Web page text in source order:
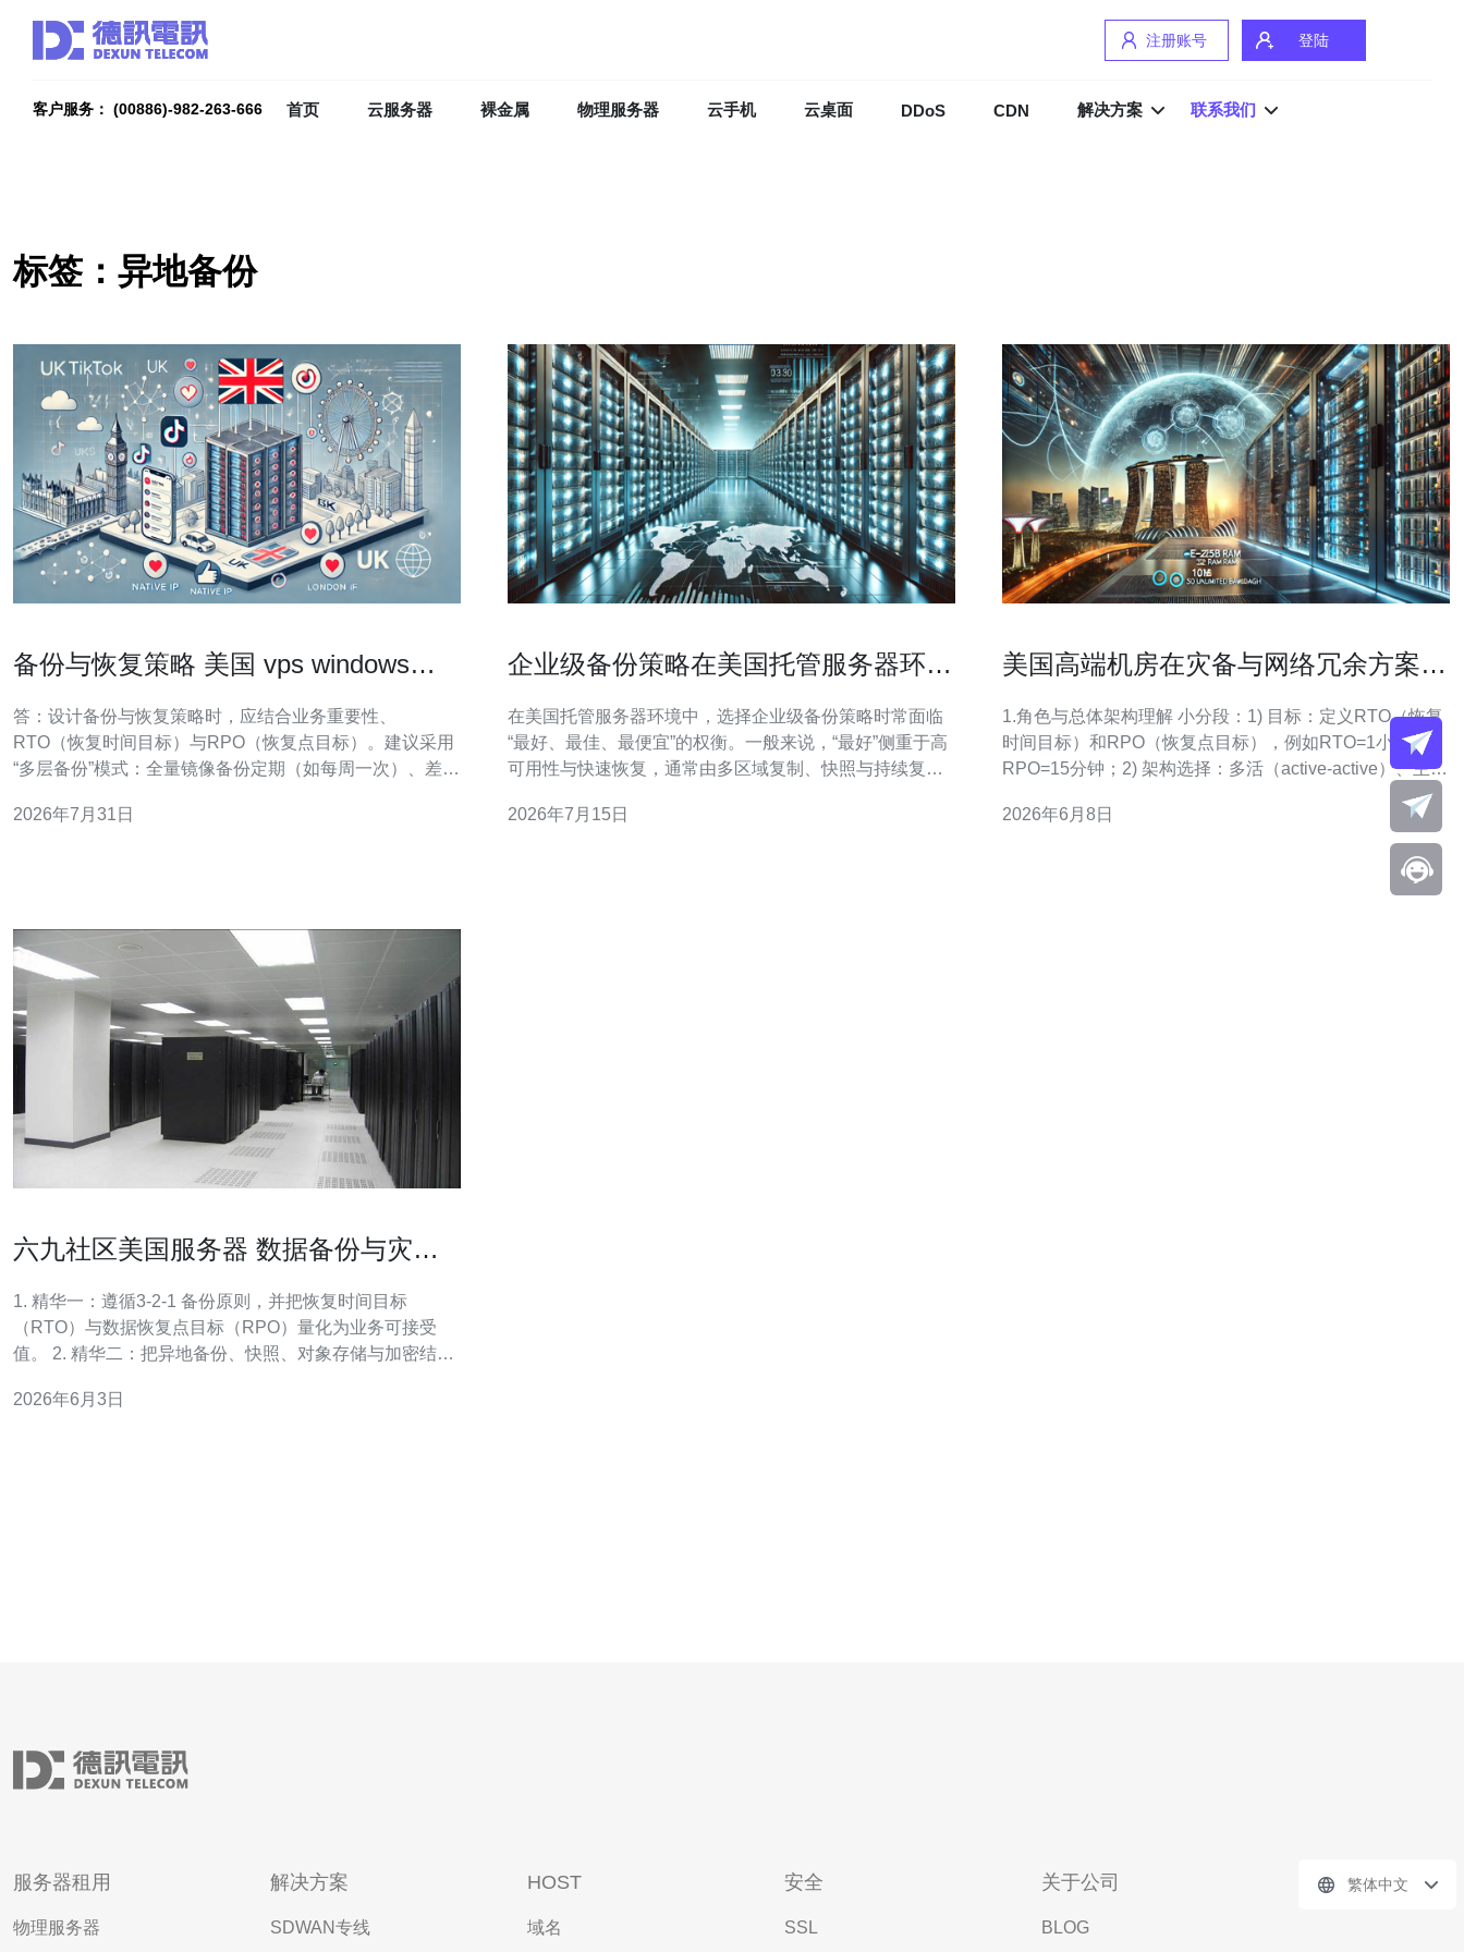
注册账号 登陆
客户服务： (00886)-982-263-666 首页 云服务器 裸金属 物理服务器 云手机 云桌面 DDoS CDN 解决方案 联系我们
标签：异地备份
备份与恢复策略 美国 vps windows
答：设计备份与恢复策略时，应结合业务重要性、
RTO（恢复时间目标）与RPO（恢复点目标）。建议采用
“多层备份”模式：全量镜像备份定期（如每周一次）、差异
级备份与系统状态备份（System State）。 工具选择上，
2026年7月31日
企业级备份策略在美国托管服务器环境
在美国托管服务器环境中，选择企业级备份策略时常面临
“最好、最佳、最便宜”的权衡。一般来说，“最好”侧重于高
可用性与快速恢复，通常由多区域复制、快照与持续复制
见组合是本地快照+异地对象存储的增量备份；“最便宜”多
2026年7月15日
美国高端机房在灾备与网络冗余方案中
1.角色与总体架构理解 小分段：1) 目标：定义RTO（恢复
时间目标）和RPO（恢复点目标），例如RTO=1小时，
RPO=15分钟；2) 架构选择：多活（active-active）、主从
冷备（active-passive）或热备（active-warm）；3) 美国
高端机房优势：多机房互连、专业带宽与电力保障、合规
2026年6月8日
六九社区美国服务器 数据备份与灾难
1. 精华一：遵循3-2-1 备份原则，并把恢复时间目标
（RTO）与数据恢复点目标（RPO）量化为业务可接受
值。 2. 精华二：把异地备份、快照、对象存储与加密结
务。 3. 精华三：定期演练、自动化、权限最小化与备份验
2026年6月3日
服务器租用
物理服务器
解决方案
SDWAN专线
HOST
域名
安全
SSL
关于公司
BLOG
繁体中文